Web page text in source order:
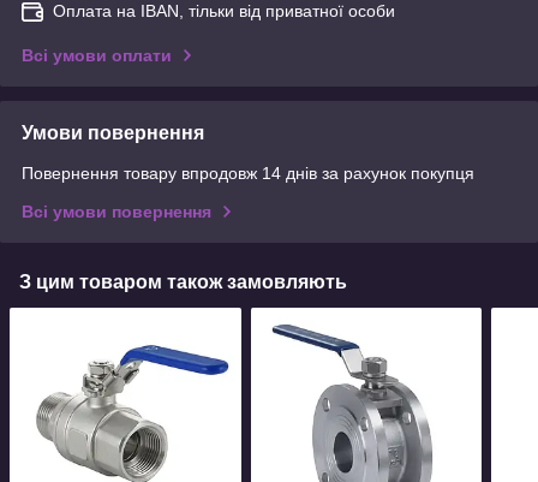
Оплата на IBAN, тільки від приватної особи
Всі умови оплати
Умови повернення
Повернення товару впродовж 14 днів за рахунок покупця
Всі умови повернення
З цим товаром також замовляють